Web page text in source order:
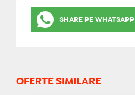
SHARE PE WHATSAPP
OFERTE SIMILARE